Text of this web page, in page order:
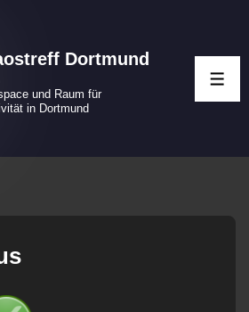
Dortmund
und Raum für
in Dortmund